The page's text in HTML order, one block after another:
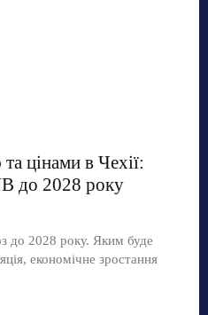
цінами в Чехії:
до 2028 року
до 2028 року. Яким буде
економічне зростання